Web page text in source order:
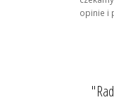
opinie i